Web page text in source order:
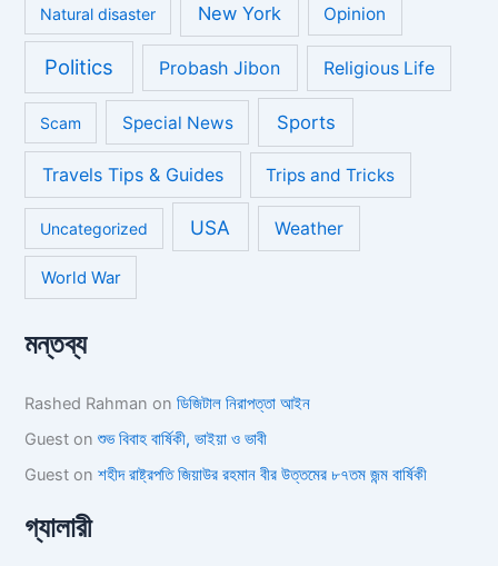
Natural disaster New York Opinion
Politics Probash Jibon Religious Life
Scam Special News Sports
Travels Tips & Guides Trips and Tricks
Uncategorized USA Weather
World War
মন্তব্য
Rashed Rahman onডিজিটাল নিরাপত্তা আইন
Guest onশুভ বিবাহ বার্ষিকী, ভাইয়া ও ভাবী
Guest onশহীদ রাষ্ট্রপতি জিয়াউর রহমান বীর উত্তমের ৮৭তম জন্ম বার্ষিকী
গ্যালারী